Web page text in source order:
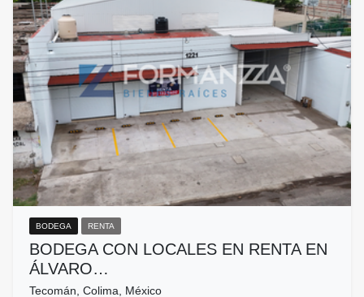
BODEGA RENTA
BODEGA CON LOCALES EN RENTA EN
ÁLVARO…
Tecomán, Colima, México